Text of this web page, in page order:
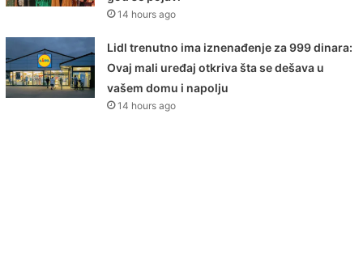
14 hours ago
Lidl trenutno ima iznenađenje za 999 dinara:
Ovaj mali uređaj otkriva šta se dešava u
vašem domu i napolju
14 hours ago